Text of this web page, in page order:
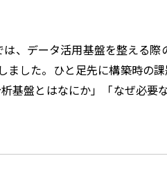
は、データ活用基盤を整える際
ました。ひと足先に構築時の
基盤とはなにか」「なぜ必要な